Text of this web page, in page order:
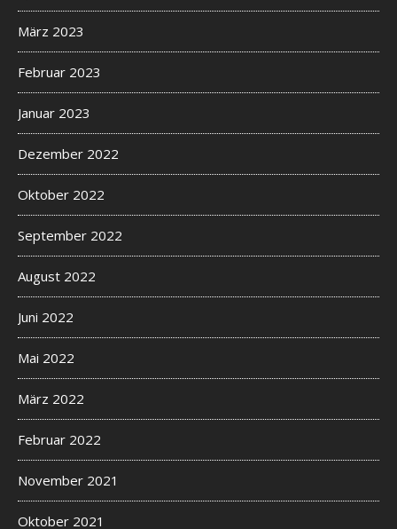
März 2023
Februar 2023
Januar 2023
Dezember 2022
Oktober 2022
September 2022
August 2022
Juni 2022
Mai 2022
März 2022
Februar 2022
November 2021
Oktober 2021